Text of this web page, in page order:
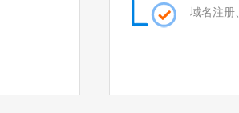
域名注册